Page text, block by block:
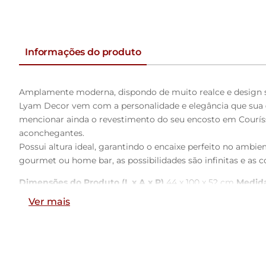
Informações do produto
Amplamente moderna, dispondo de muito realce e
Lyam Decor vem com a personalidade e elegância que
mencionar ainda o revestimento do seu encosto em
aconchegantes.
Possui altura ideal, garantindo o encaixe perfeito no
gourmet ou home bar, as possibilidades são infinitas e as
Dimensões do Produto (L x A x P) 44 x 100 x 52 cm
Largura do assento:
Ver mais